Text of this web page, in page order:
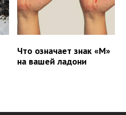
Что означает знак «М»
на вашей ладони